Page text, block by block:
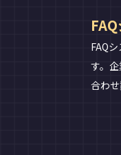
FAQ
す。
合わ